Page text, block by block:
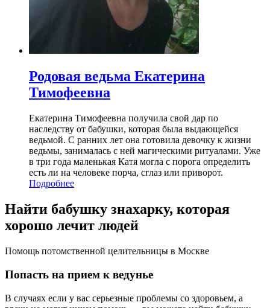
Родовая ведьма Екатерина
Тимофеевна
Екатерина Тимофеевна получила свой дар по
наследству от бабушки, которая была выдающейся
ведьмой. С ранних лет она готовила девочку к жизни
ведьмы, занималась с ней магическими ритуалами. Уже
в три года маленькая Катя могла с порога определить
есть ли на человеке порча, сглаз или приворот.
Подробнее
Найти бабушку знахарку, которая
хорошо лечит людей
Помощь потомственной целительницы в Москве
Попасть на прием к ведунье
В случаях если у вас серьезные проблемы со здоровьем, а